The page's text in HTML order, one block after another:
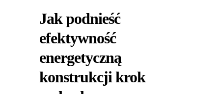
Jak podnieść
efektywność
energetyczną
konstrukcji krok